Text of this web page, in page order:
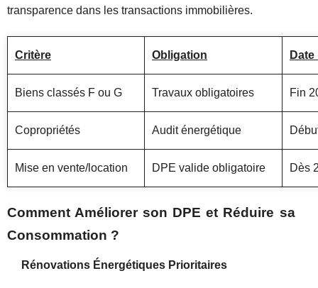
transparence dans les transactions immobilières.
Critère Obligation
Biens classés F ou G Travaux obligatoires Fin
Copropriétés Audit énergétique
Mise en vente/location DPE valide obligatoire Dès
Comment Améliorer son DPE et Réduire sa
Consommation ?
Rénovations Énergétiques Prioritaires